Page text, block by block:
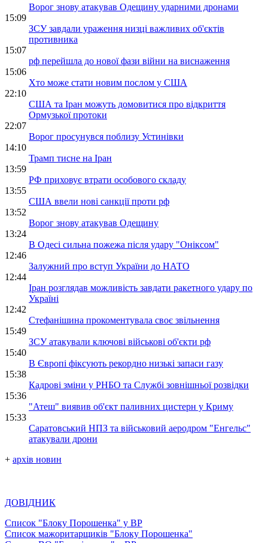
Ворог знову атакував Одещину ударними дронами
15:09
ЗСУ завдали ураження низці важливих об'єктів
противника
15:07
рф перейшла до нової фази війни на виснаження
15:06
Хто може стати новим послом у США
22:10
США та Іран можуть домовитися про відкриття
Ормузької протоки
22:07
Ворог просунувся поблизу Устинівки
14:10
Трамп тисне на Іран
13:59
РФ приховує втрати особового складу
13:55
США ввели нові санкції проти рф
13:52
Ворог знову атакував Одещину
13:24
В Одесі сильна пожежа після удару "Оніксом"
12:46
Залужний про вступ України до НАТО
12:44
Іран розглядав можливість завдати ракетного удару по
Україні
12:42
Стефанішина прокоментувала своє звільнення
15:49
ЗСУ атакували ключові військові об'єкти рф
15:40
В Європі фіксують рекордно низькі запаси газу
15:38
Кадрові зміни у РНБО та Службі зовнішньої розвідки
15:36
"Атеш" виявив об'єкт паливних цистерн у Криму
15:33
Саратовський НПЗ та військовий аеродром "Енгельс"
атакували дрони
+ архів новин
ДОВІДНИК
Список "Блоку Порошенка" у ВР
Список мажоритарщиків "Блоку Порошенка"